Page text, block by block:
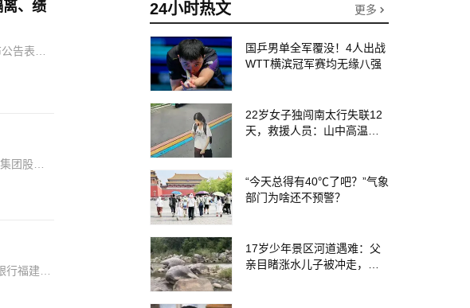
、绩
告表
经营风
团股份
福建省
24小时热文 更多
国乒男单全军覆没！4人出战
WTT横滨冠军赛均无缘八强
22岁女子独闯南太行失联12
天，救援人员：山中高温、
“今天总得有40℃了吧？”气象
部门为啥还不预警？
17岁少年景区河道遇难：父
亲目睹涨水儿子被冲走，当